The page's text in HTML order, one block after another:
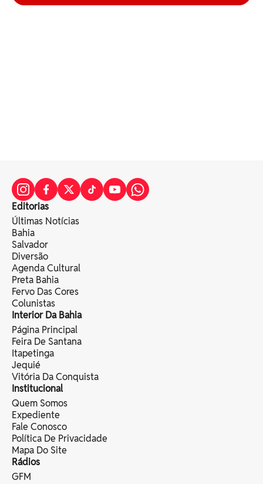
Editorias
Últimas Notícias
Bahia
Salvador
Diversão
Agenda Cultural
Preta Bahia
Fervo Das Cores
Colunistas
Interior Da Bahia
Página Principal
Feira De Santana
Itapetinga
Jequié
Vitória Da Conquista
Institucional
Quem Somos
Expediente
Fale Conosco
Política De Privacidade
Mapa Do Site
Rádios
GFM